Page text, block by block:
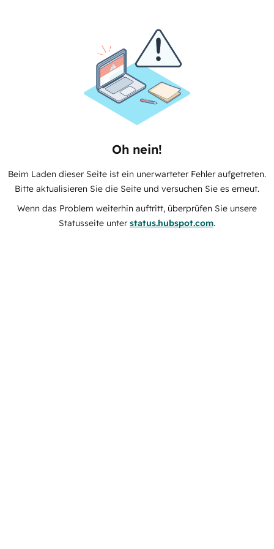
Oh nein!
Beim Laden dieser Seite ist ein unerwarteter Fehler aufgetreten.
Bitte aktualisieren Sie die Seite und versuchen Sie es erneut.
Wenn das Problem weiterhin auftritt, überprüfen Sie unsere
Statusseite unter status.hubspot.com.